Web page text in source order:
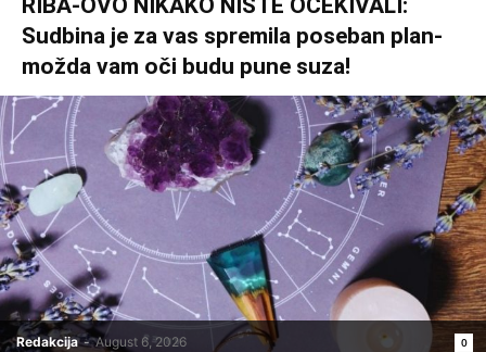
RIBA-OVO NIKAKO NISTE OČEKIVALI:
Sudbina je za vas spremila poseban plan-
možda vam oči budu pune suza!
Redakcija - August 6, 2026 0